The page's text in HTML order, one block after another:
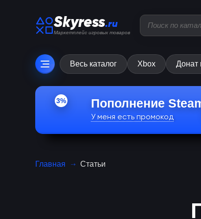
Skyress.ru
Маркетплейс игровых товаров
Весь каталог Xbox Донат
3% Пополнение
У меня есть промокод
Главная Статьи